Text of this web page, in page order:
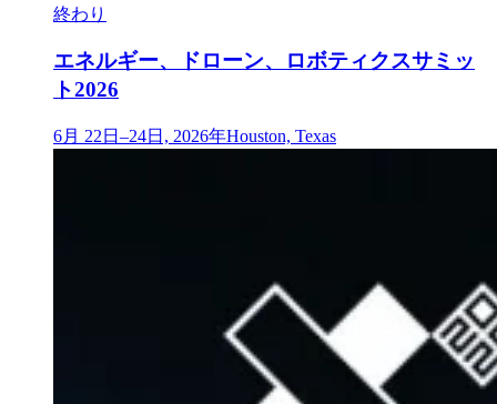
終わり
エネルギー、ドローン、ロボティクスサミッ
ト2026
6月 22日–24日, 2026年Houston, Texas